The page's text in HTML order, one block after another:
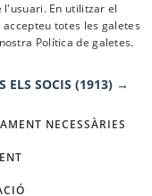
l'usuari. En utilitzar el
totes les galetes
Política de galetes.
ELS SOCIS (1913) →
NECESSÀRIES